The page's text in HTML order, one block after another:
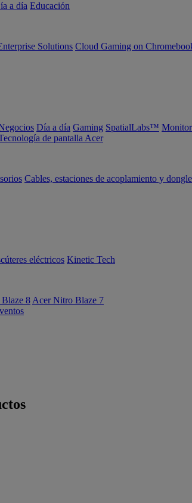
a día Educación
Solutions Cloud Gaming on
Día a día Gaming SpatialLabs™
de pantalla Acer
Cables, estaciones de acoplamiento y
eléctricos Kinetic Tech
8 Acer Nitro Blaze 7